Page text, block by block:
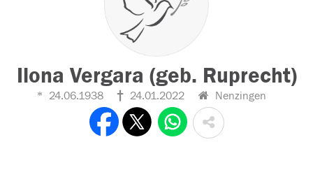
Ilona Vergara (geb. Ruprecht)
24.06.1938 24.01.2022 Nenzingen